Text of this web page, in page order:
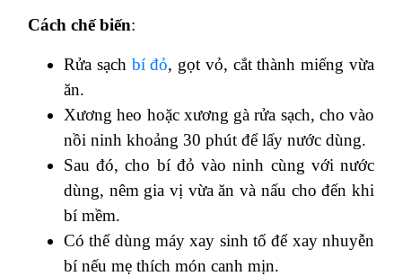
Cách chế biến:
Rửa sạch bí đỏ, gọt vỏ, cắt thành miếng vừa
ăn.
Xương heo hoặc xương gà rửa sạch, cho vào
nồi ninh khoảng 30 phút để lấy nước dùng.
Sau đó, cho bí đỏ vào ninh cùng với nước
dùng, nêm gia vị vừa ăn và nấu cho đến khi
bí mềm.
Có thể dùng máy xay sinh tố để xay nhuyễn
bí nếu mẹ thích món canh mịn.